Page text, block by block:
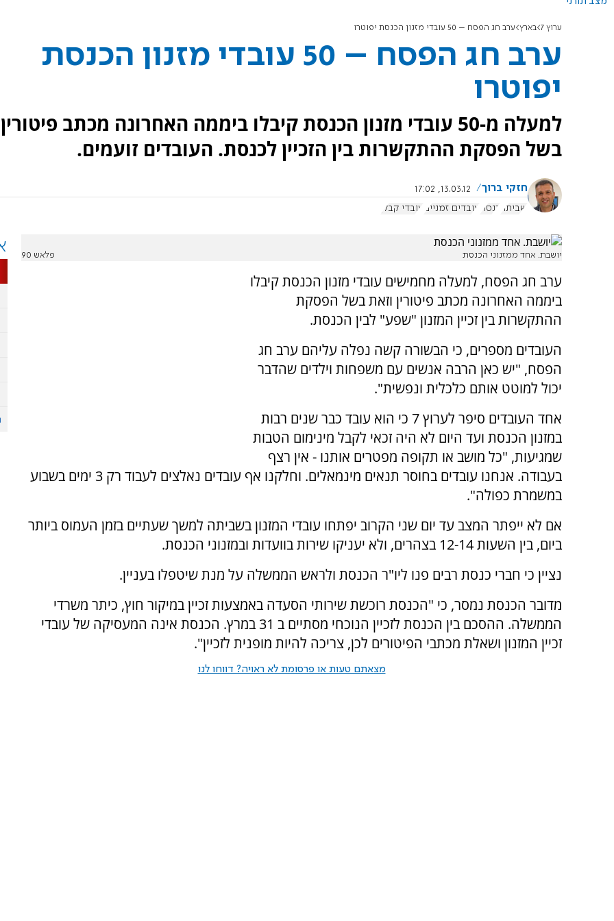
ערוץ 7 בארץ ערב חג הפסח – 50 עובדי מזנון הכנסת יפוטרו
ערב חג הפסח – 50 עובדי מזנון הכנסת
יפוטרו
למעלה מ-50 עובדי מזנון הכנסת קיבלו ביממה האחרונה מכתב פיטורין
בשל הפסקת ההתקשרות בין הזכיין לכנסת. העובדים זועמים.
חזקי ברוך
13.03.12, 17:02
שביתה
כנסת עובדים זמניים עובדי קבלן
יושבת. אחד ממזנוני הכנסת פלאש 90
ערב חג הפסח, למעלה מחמישים עובדי מזנון הכנסת קיבלו
ביממה האחרונה מכתב פיטורין וזאת בשל הפסקת
ההתקשרות בין זכיין המזנון "שפע" לבין הכנסת.
העובדים מספרים, כי הבשורה קשה נפלה עליהם ערב חג
הפסח, "יש כאן הרבה אנשים עם משפחות וילדים שהדבר
יכול למוטט אותם כלכלית ונפשית".
אחד העובדים סיפר לערוץ 7 כי הוא עובד כבר שנים רבות
במזנון הכנסת ועד היום לא היה זכאי לקבל מינימום הטבות
שמגיעות, "כל מושב או תקופה מפטרים אותנו - אין רצף
בעבודה. אנחנו עובדים בחוסר תנאים מינמאלים. וחלקנו אף עובדים נאלצים לעבוד רק 3 ימים בשבוע
במשמרת כפולה".
אם לא ייפתר המצב עד יום שני הקרוב יפתחו עובדי המזנון בשביתה למשך שעתיים בזמן העמוס ביותר
ביום, בין השעות 12-14 בצהרים, ולא יעניקו שירות בוועדות ובמזנוני הכנסת.
נציין כי חברי כנסת רבים פנו ליו"ר הכנסת ולראש הממשלה על מנת שיטפלו בעניין.
מדובר הכנסת נמסר, כי "הכנסת רוכשת שירותי הסעדה באמצעות זכיין במיקור חוץ, כיתר משרדי
הממשלה. ההסכם בין הכנסת לזכיין הנוכחי מסתיים ב 31 במרץ. הכנסת אינה המעסיקה של עובדי
זכיין המזנון ושאלת מכתבי הפיטורים לכן, צריכה להיות מופנית לזכיין".
מצאתם טעות או פרסומת לא ראויה? דווחו לנו